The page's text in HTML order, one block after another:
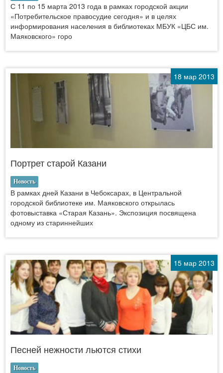
С 11 по 15 марта 2013 года в рамках городской акции
«Потребительское правосудие сегодня» и в целях
информирования населения в библиотеках МБУК «ЦБС им.
Маяковского» горо
18 мар 2013
Портрет старой Казани
Новость
В рамках дней Казани в Чебоксарах, в Центральной
городской библиотеке им. Маяковского открылась
фотовыставка «Старая Казань». Экспозиция посвящена
одному из стариннейших
15 мар 2013
Песней нежности льются стихи
Новость